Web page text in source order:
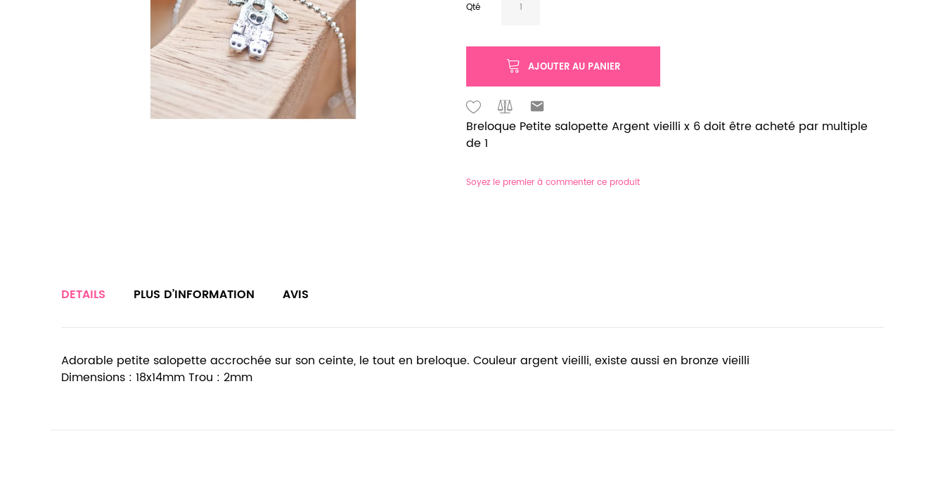
Qté
AJOUTER AU PANIER
Breloque Petite salopette Argent vieilli x 6 doit être acheté par multiple
de 1
Soyez le premier à commenter ce produit
DETAILS
Adorable petite salopette accrochée sur son ceinte, le tout en breloque. Couleur argent vieilli, existe aussi en bronze vieilli
Dimensions : 18x14mm Trou : 2mm
PLUS D’INFORMATION AVIS